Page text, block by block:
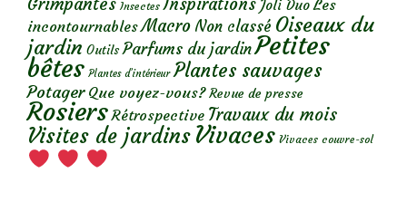
Insectes Joli Duo Les
incontournables Macro Non classé Oiseaux du
jardin Outils Parfums du jardinPetites
bêtes Plantes d’intérieur Plantes sauvages
Potager Que voyez-vous? Revue de presse
Rosiers Rétrospective Travaux du mois
Visites de jardins Vivaces Vivaces couvre-sol